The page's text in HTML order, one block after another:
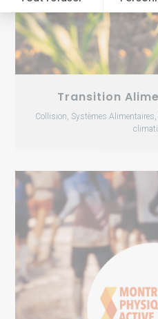
Transition
Collision, Systèmes